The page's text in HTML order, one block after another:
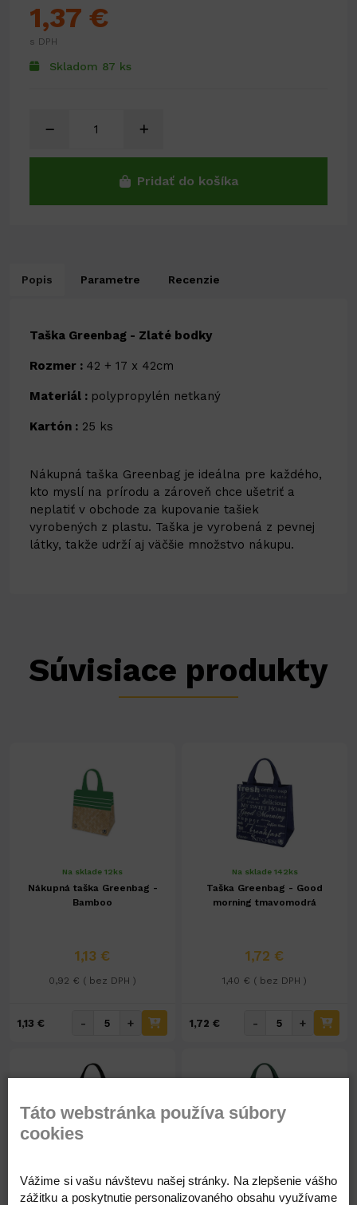
Skladom 87 ks
1,37 €
s DPH
Pridať do košíka
Popis Parametre Recenzie
Taška Greenbag - Zlaté bodky
Rozmer : 42 + 17 x 42cm
Materiál : polypropylén netkaný
Kartón : 25 ks
Nákupná taška Greenbag je ideálna pre každého,
kto myslí na prírodu a zároveň chce ušetriť a
neplatiť v obchode za kupovanie tašiek
vyrobených z plastu. Taška je vyrobená z pevnej
látky, takže udrží aj väčšie množstvo nákupu.
Súvisiace produkty
Na sklade 12ks
Nákupná taška Greenbag -
Bamboo
1,13 €
0,92 € ( bez DPH )
1,13 € - +
Na sklade 142ks
Taška Greenbag - Good
morning tmavomodrá
1,72 €
1,40 € ( bez DPH )
1,72 € - +
Na sklade 312ks
Nákupná taška Greenbag -
Na sklade 383ks
Nákupná taška Greenbag -
Táto webstránka používa súbory
cookies
Vážime si vašu návštevu našej stránky. Na zlepšenie vášho
zážitku a poskytnutie personalizovaného obsahu využívame